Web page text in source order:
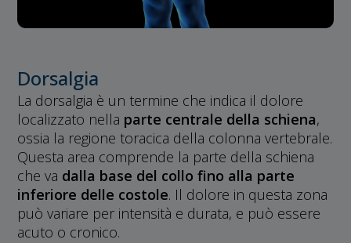
Dorsalgia
La dorsalgia è un termine che indica il dolore
localizzato nella parte centrale della schiena,
ossia la regione toracica della colonna vertebrale.
Questa area comprende la parte della schiena
che va dalla base del collo fino alla parte
inferiore delle costole. Il dolore in questa zona
può variare per intensità e durata, e può essere
acuto o cronico.